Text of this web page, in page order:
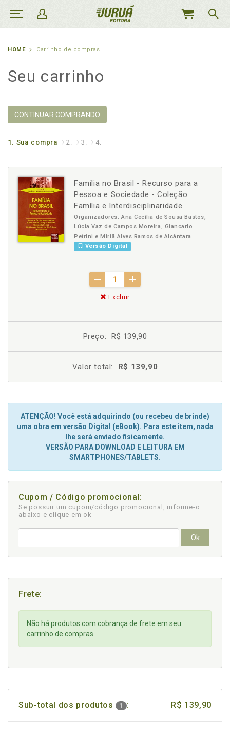
MEU
HOME Carrinho de compras
Seu carrinho
CONTINUAR COMPRANDO
1. Sua compra 2. 3. 4.
Família no Brasil - Recurso para a
Pessoa e Sociedade - Coleção
Família e Interdisciplinaridade
Organizadores: Ana Cecília de Sousa Bastos,
Lúcia Vaz de Campos Moreira, Giancarlo
Petrini e Miriã Alves Ramos de Alcântara
Versão Digital
Excluir
Preço: R$ 139,90
Valor total: R$ 139,90
ATENÇÃO! Você está adquirindo (ou recebeu de brinde)
uma obra em versão Digital (eBook). Para este item, nada
lhe será enviado fisicamente.
VERSÃO PARA DOWNLOAD E LEITURA EM
SMARTPHONES/TABLETS.
Cupom / Código promocional:
Se possuir um cupom/código promocional, informe-o
abaixo e clique em ok
Ok
Frete:
Não há produtos com cobrança de frete em seu
carrinho de compras.
Sub-total dos produtos 1 : R$ 139,90